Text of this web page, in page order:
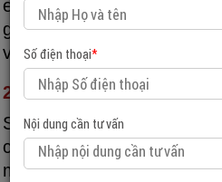
em cần chọn sản phẩm
gốc và thương hiệu rõ
và an toàn khi sử dụng.
2. Giảm cân hoặc tăng
Sở hữu vóc dáng cân
của nhiều phụ nữ. Thế
mà chị em nhịn ăn hoặc
Số điện thoại*
Nội dung cần tư vấn